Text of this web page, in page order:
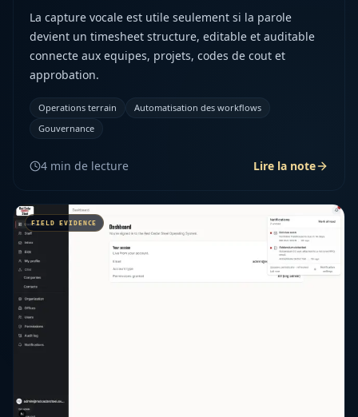
La capture vocale est utile seulement si la parole
devient un timesheet structure, editable et auditable
connecte aux equipes, projets, codes de cout et
approbation.
Operations terrain
Automatisation des workflows
Gouvernance
4 min de lecture Lire la note